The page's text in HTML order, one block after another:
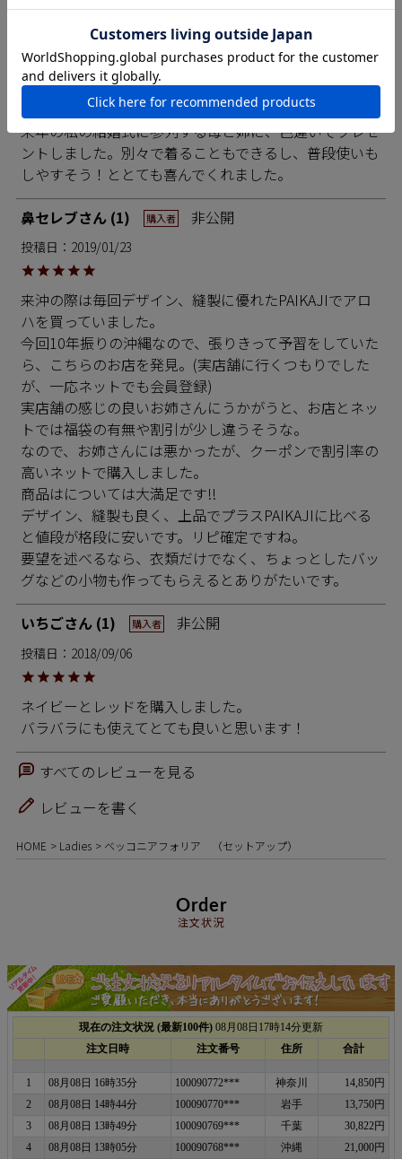
楽しみたいと思います。
あさみ 購入者 非公開
投稿日 2019/10/03
来年の私の結婚式に参列する母と姉に、色違いでプレゼ
ントしました。別々で着ることもできるし、普段使いも
しやすそう！ととても喜んでくれました。
鼻セレブ 1 購入者 非公開
投稿日 2019/01/23
来沖の際は毎回デザイン、縫製に優れたPAIKAJIでアロ
ハを買っていました。
今回10年振りの沖縄なので、張りきって予習をしていた
ら、こちらのお店を発見。(実店舗に行くつもりでした
が、一応ネットでも会員登録)
実店舗の感じの良いお姉さんにうかがうと、お店とネッ
トでは福袋の有無や割引が少し違うそうな。
なので、お姉さんには悪かったが、クーポンで割引率の
高いネットで購入しました。
商品はについては大満足です!!
デザイン、縫製も良く、上品でプラスPAIKAJIに比べる
と値段が格段に安いです。リピ確定ですね。
要望を述べるなら、衣類だけでなく、ちょっとしたバッ
いちご 1 購入者 非公開
投稿日 2018/09/06
ネイビーとレッドを購入しました。
バラバラにも使えてとても良いと思います！
すべてのレビューを見る
レビューを書く
HOME Ladies ベッコニアフォリア （セットアップ）
Order
注文状況